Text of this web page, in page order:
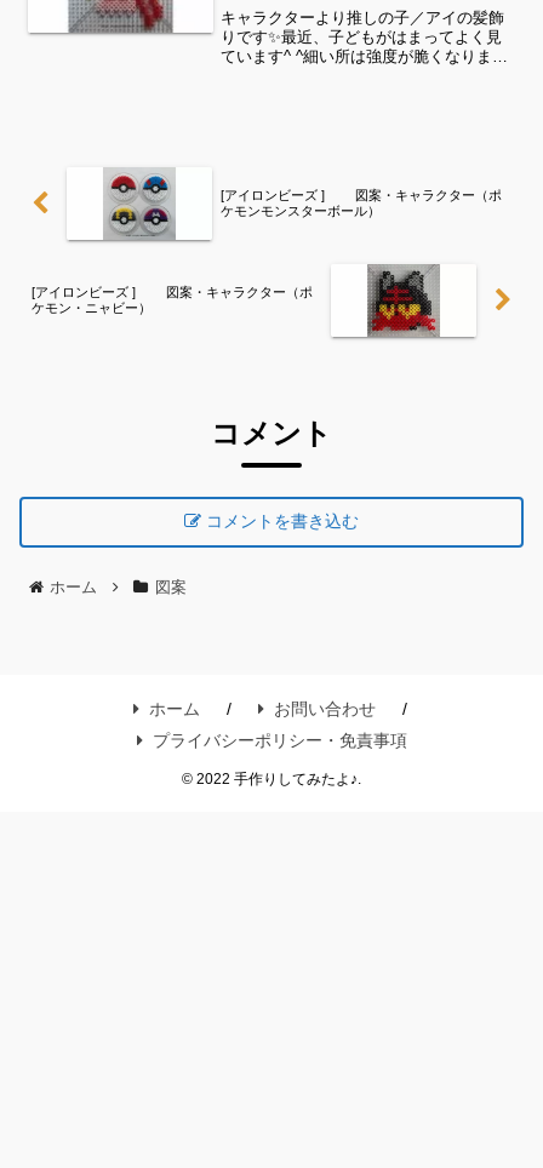
キャラクターより推しの子／アイの髪飾
りです✨最近、子どもがはまってよく見
ています^ ^細い所は強度が脆くなります
[アイロンビーズ ] 図案・キャラクター（ポ
ケモンモンスターボール）
[アイロンビーズ ] 図案・キャラクター（ポ
ケモン・ニャビー）
コメント
コメントを書き込む
ホーム 図案
ホーム
お問い合わせ
プライバシーポリシー・免責事項
© 2022 手作りしてみたよ♪.